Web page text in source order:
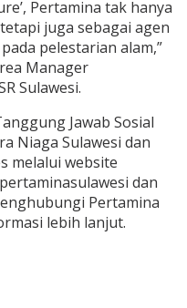
Pertamina tak hanya
juga sebagai agen
pelestarian alam,”
Manager
Sulawesi.
Jawab Sosial
Niaga Sulawesi dan
melalui website
dan
Pertamina
lebih lanjut.